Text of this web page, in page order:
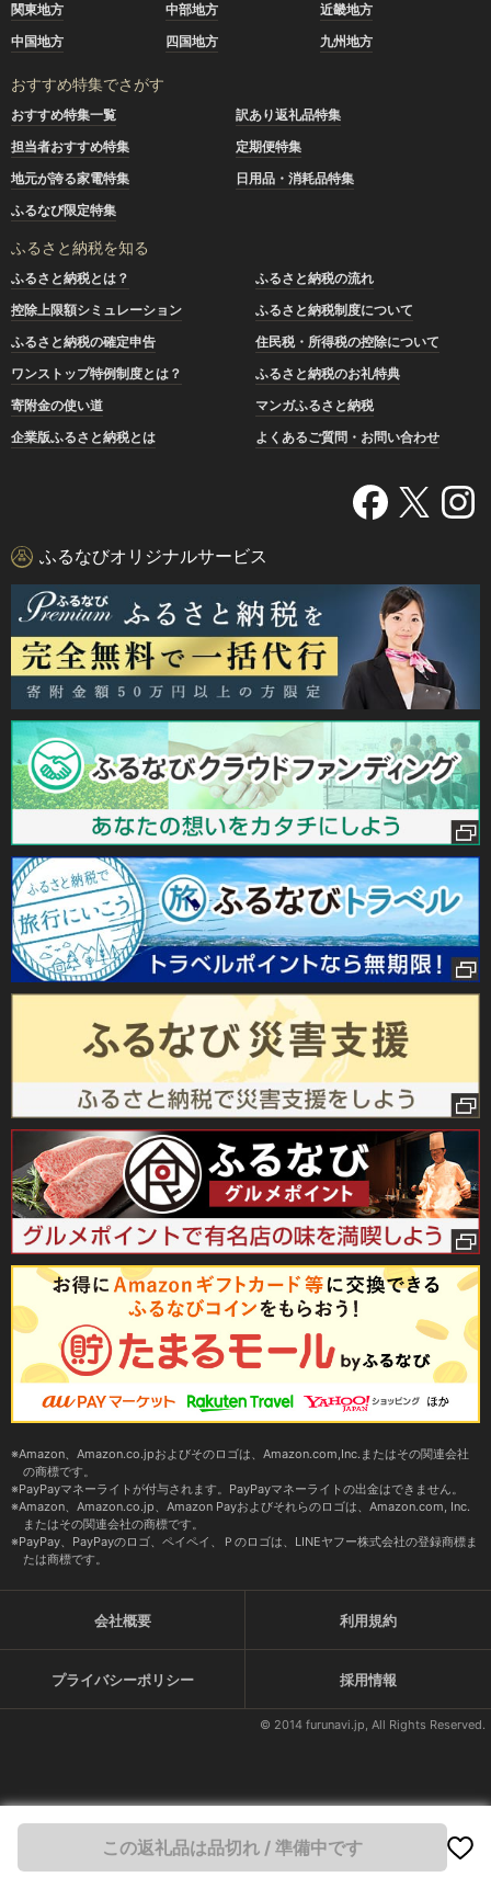
この返礼品は品切れ / 準備中です
関東地方
中部地方
近畿地方
中国地方
四国地方 九州地方
おすすめ特集でさがす
おすすめ特集一覧
訳あり返礼品特集
担当者おすすめ特集
定期便特集
地元が誇る家電特集
日用品・消耗品特集
ふるなび限定特集
ふるさと納税を知る
ふるさと納税とは？
ふるさと納税の流れ
控除上限額シミュレーション
ふるさと納税制度について
ふるさと納税の確定申告
住民税・所得税の控除について
ワンストップ特例制度とは？
ふるさと納税のお礼特典
寄附金の使い道
マンガふるさと納税
企業版ふるさと納税とは
よくあるご質問・お問い合わせ
ふるなびオリジナルサービス
Amazon、Amazon.co.jpおよびそのロゴは、Amazon.com,Inc.またはその関連会社
の商標です。
PayPayマネーライトが付与されます。PayPayマネーライトの出金はできません。
Amazon、Amazon.co.jp、Amazon Payおよびそれらのロゴは、Amazon.com, Inc.
またはその関連会社の商標です。
PayPay、PayPayのロゴ、ペイペイ、Ｐのロゴは、LINEヤフー株式会社の登録商標ま
たは商標です。
会社概要 利用規約
プライバシーポリシー 採用情報
© 2014 furunavi.jp, All Rights Reserved.